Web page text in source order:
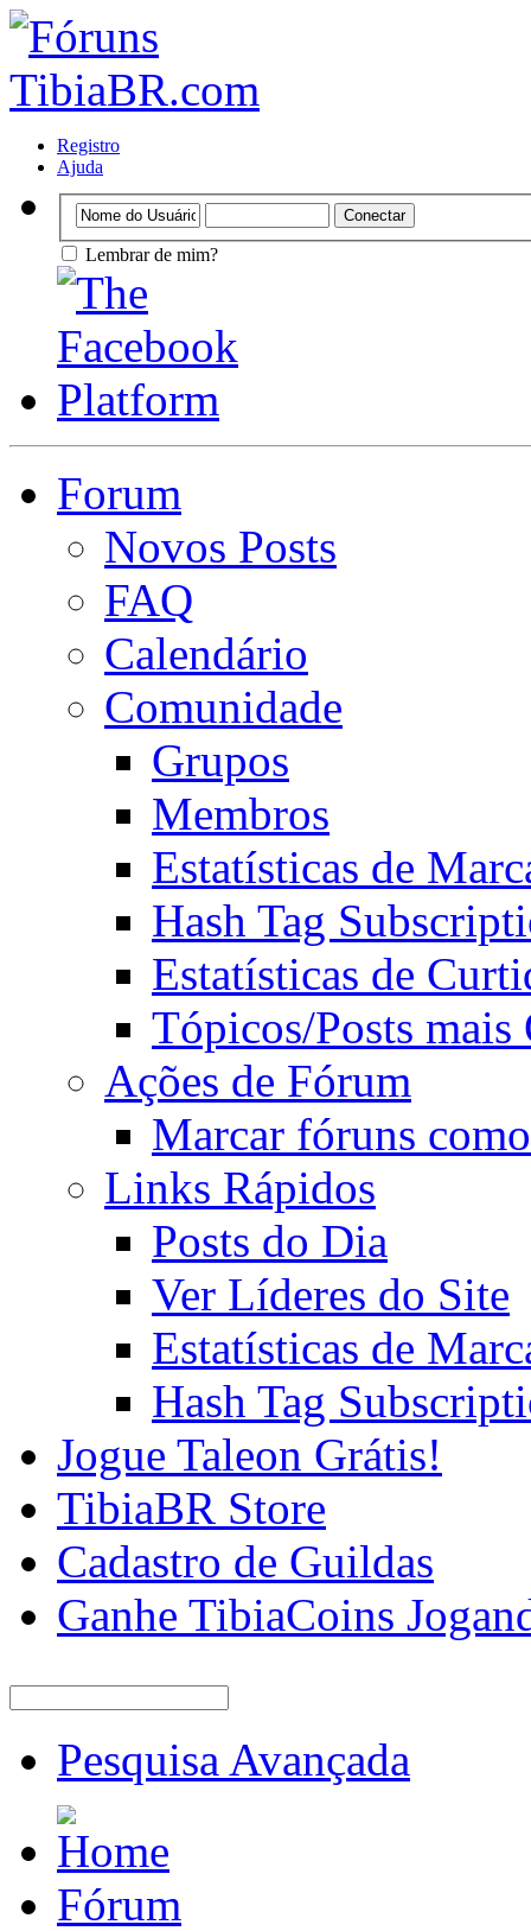
Registro
Ajuda
Lembrar de mim?
Forum
Novos Posts
FAQ
Calendário
Comunidade
Grupos
Membros
Estatísticas de
Hash Tag
Estatísticas de
Tópicos/Posts mais
Ações de Fórum
Marcar fóruns
Links Rápidos
Posts do Dia
Ver Líderes do Site
Estatísticas de
Hash Tag
Jogue Taleon Grátis!
TibiaBR Store
Cadastro de Guildas
Ganhe TibiaCoins
Pesquisa Avançada
Fórum